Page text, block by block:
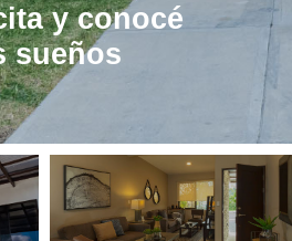
y conocé
sueños